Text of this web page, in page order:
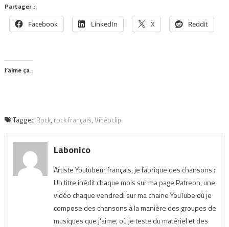
Partager :
Facebook LinkedIn X Reddit
J’aime ça :
Tagged Rock, rock français, Vidéoclip
Labonico
Artiste Youtubeur français, je fabrique des chansons :
Un titre inédit chaque mois sur ma page Patreon, une
vidéo chaque vendredi sur ma chaine YouTube où je
compose des chansons à la manière des groupes de
musiques que j'aime, où je teste du matériel et des